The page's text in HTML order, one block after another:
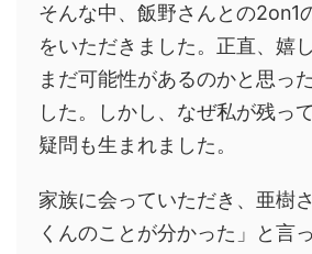
そんな中、飯野さんとの2on1
をいただきました。正直、嬉
まだ可能性があるのかと思っ
した。しかし、なぜ私が残っ
疑問も生まれました。
家族に会っていただき、亜樹
くんのことが分かった」と言